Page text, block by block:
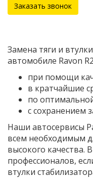
Заказать звонок
Замена тяги и
автомобиле Ravon
при помощи
в кратчайшие
по
с сохранением
Наши автосервисы
всем необходимым
высокого качества.
профессионалов,
втулки